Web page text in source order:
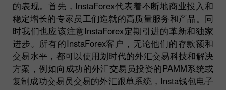
的表现。首先，InstaForex代表着不断地商业投入和
稳定增长的专家员工们造就的高质量服务和产品。同
时我们也应该注意InstaForex定期引进的革新和独家
进步。所有的InstaForex客户，无论他们的存款额和
交易水平，都可以使用划时代的外汇交易科技和解决
方案，例如向成功的外汇交易员投资的PAMM系统或
复制成功交易员交易的外汇跟单系统，Insta钱包电子